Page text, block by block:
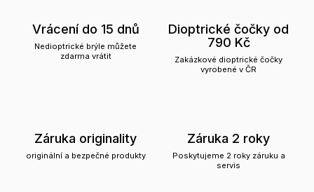
Vrácení do 15 dnů
Nedioptrické brýle můžete
zdarma vrátit
Dioptrické čočky od
790 Kč
Zakázkové dioptrické čočky
vyrobené v ČR
Záruka originality
originální a bezpečné produkty
Záruka 2 roky
Poskytujeme 2 roky záruku a
servis